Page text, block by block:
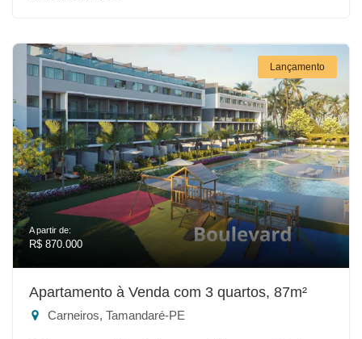
Lançamento
A partir de:
R$ 870.000
Apartamento à Venda com 3 quartos, 87m²
Carneiros, Tamandaré-PE